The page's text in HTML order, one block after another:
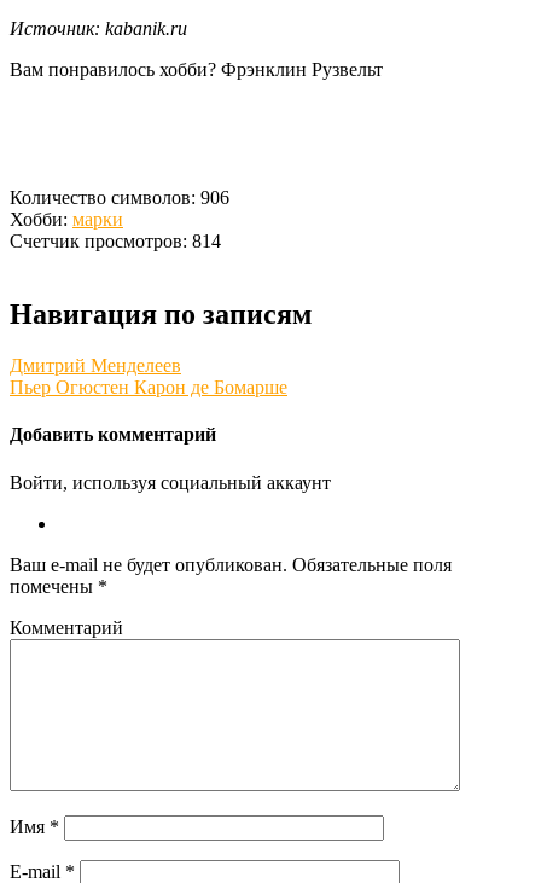
Источник: kabanik.ru
Вам понравилось хобби? Фрэнклин Рузвельт
Количество символов: 906
Хобби: марки
Счетчик просмотров: 814
Навигация по записям
Дмитрий Менделеев
Пьер Огюстен Карон де Бомарше
Добавить комментарий
Войти, используя социальный аккаунт
Ваш e-mail не будет опубликован. Обязательные поля
помечены *
Комментарий
Имя *
E-mail *